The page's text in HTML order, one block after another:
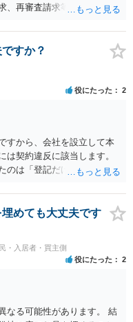
、再審査請求等行政庁に対
又はこれらの周旋をするこ
の法律又は他の法律に別段
とのことから、報酬を得る
弁護士法72条に違反しな
者が受任者に委任できるか
すか？
役にたった 2
すから、会社を設立して本
契約違反に該当します。
のは「登記だけなら実務上
ん。 ただ、解除まで認めら
れたかどうかで判断されま
築する等までなさらない限
ません。 しかしそれでも、
に更新料の上乗せを要求
る可能性は否定できませ
めても大丈夫です
・入居者・買主側
役にたった 2
なる可能性があります。 結